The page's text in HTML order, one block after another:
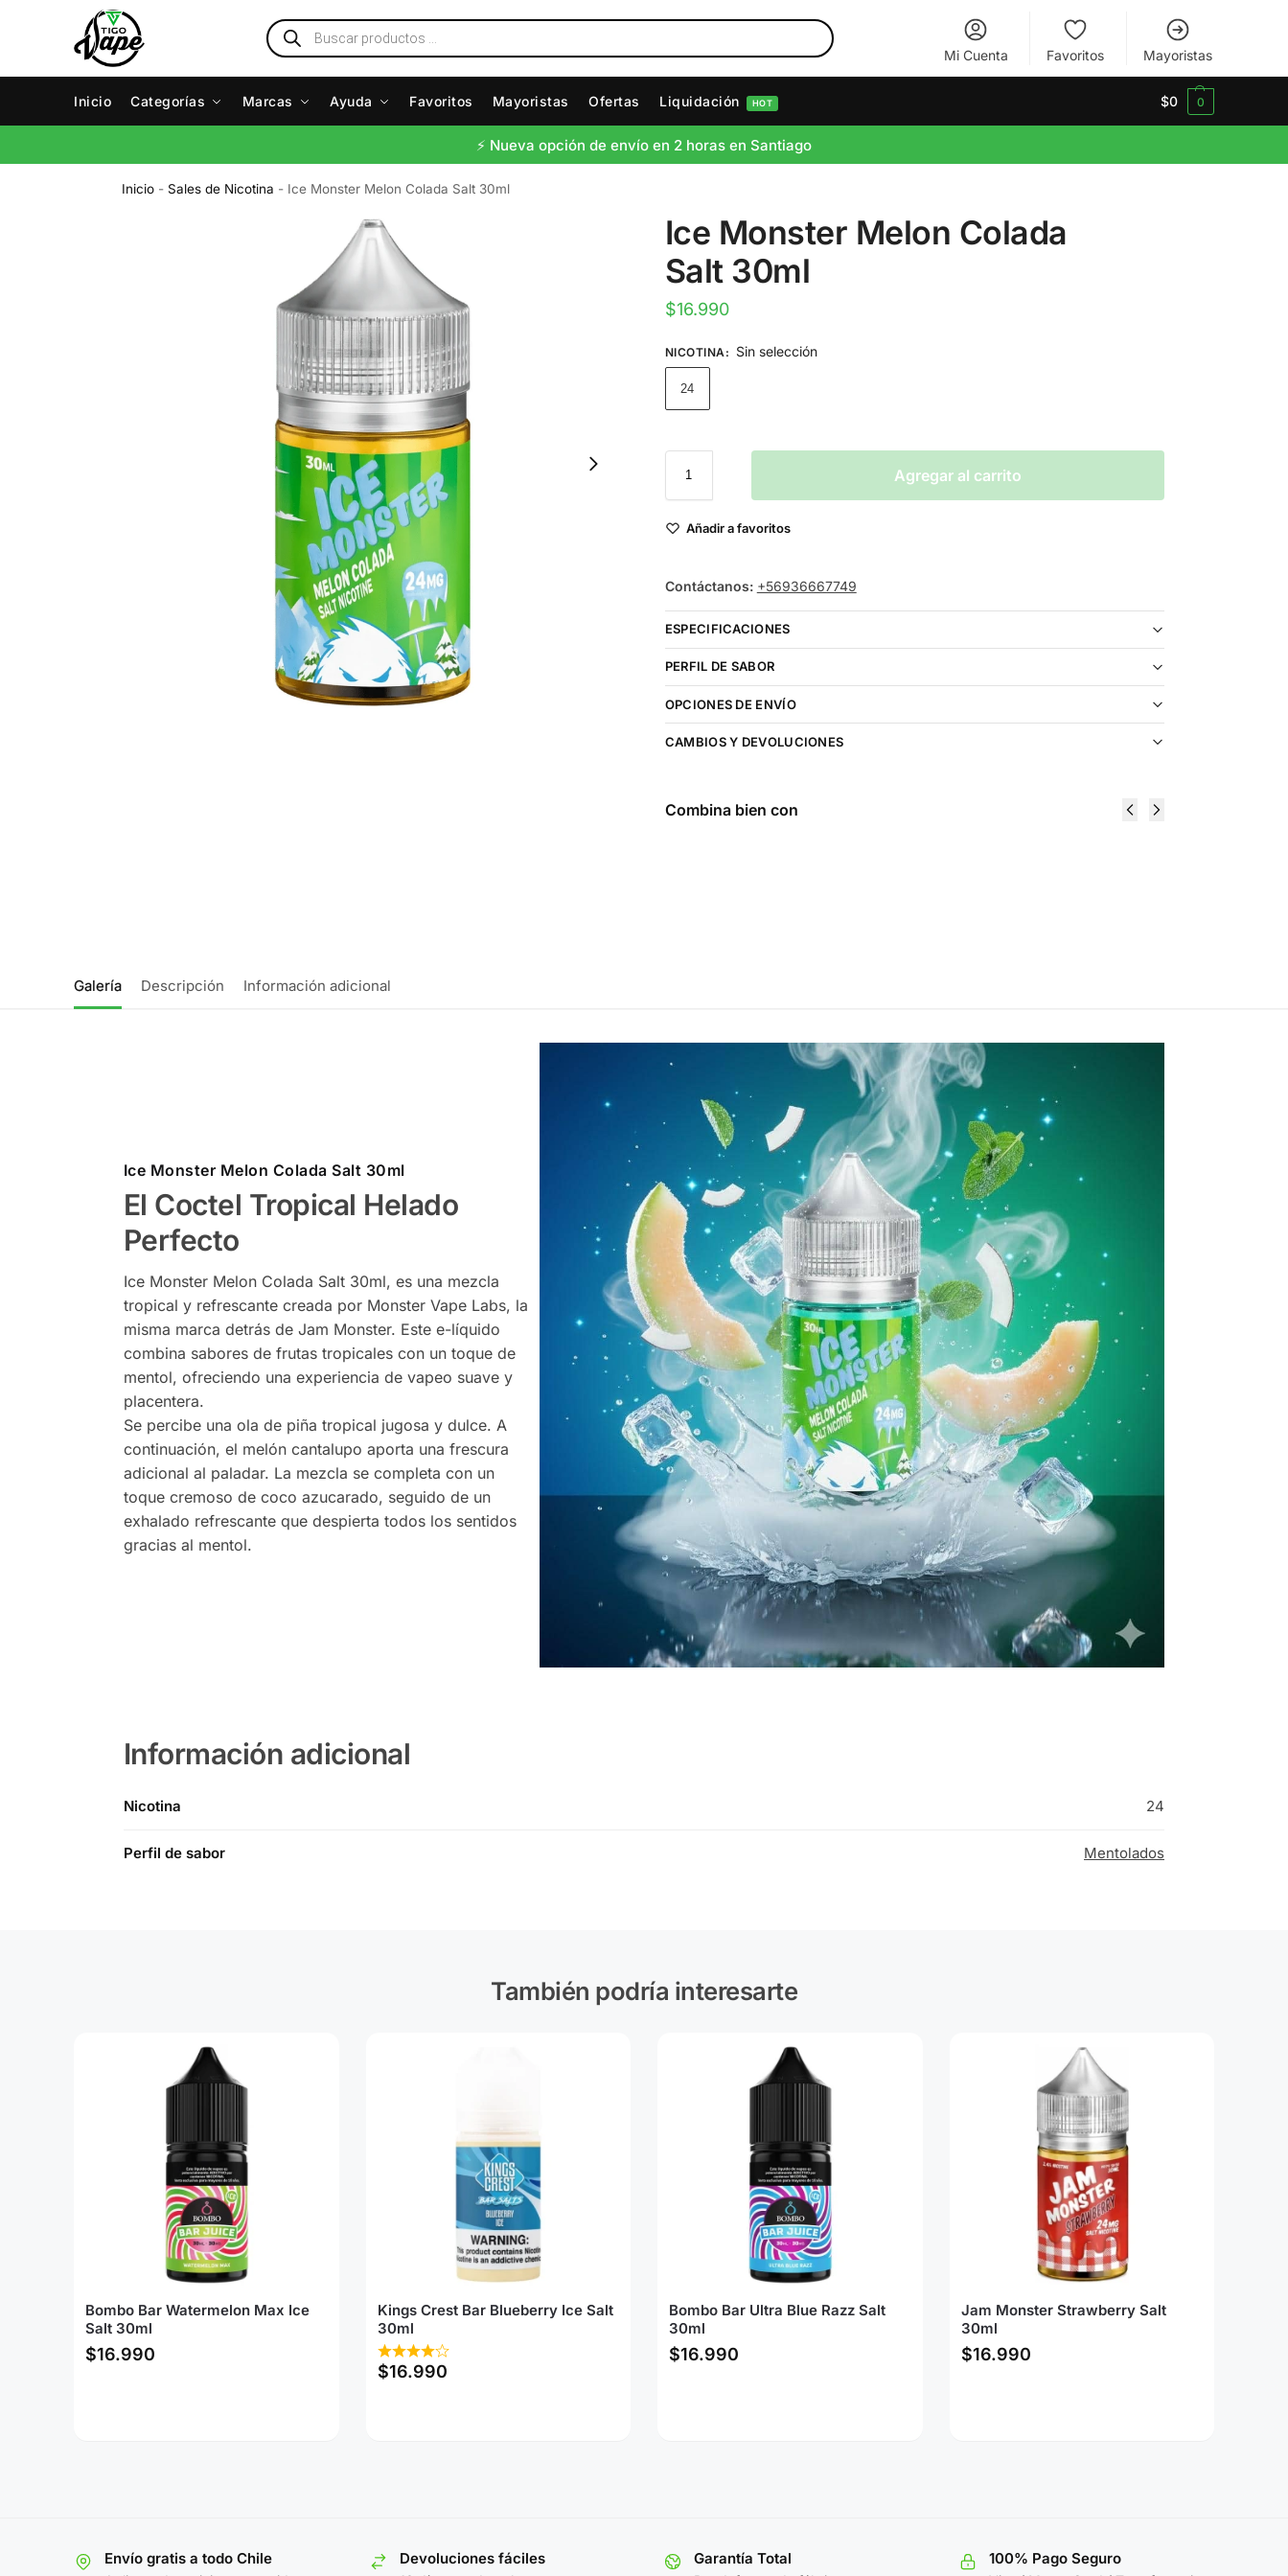
Mi Cuenta Favoritos Mayoristas
Inicio Categorías Marcas Ayuda Favoritos Mayoristas Ofertas Liquidación HOT $0 0
⚡️ Nueva opción de envío en 2 horas en Santiago
Inicio -Sales de Nicotina - Ice Monster Melon Colada Salt 30ml
Ice Monster Melon Colada
Salt 30ml
$16.990
NICOTINA : Sin selección
24
Agregar al carrito
Añadir a favoritos
Contáctanos: +56936667749
ESPECIFICACIONES
PERFIL DE SABOR
OPCIONES DE ENVÍO
CAMBIOS Y DEVOLUCIONES
Combina bien con
Galería Descripción Información adicional
Ice Monster Melon Colada Salt 30ml
El Coctel Tropical Helado
Perfecto
Ice Monster Melon Colada Salt 30ml, es una mezcla
tropical y refrescante creada por Monster Vape Labs, la
misma marca detrás de Jam Monster. Este e-líquido
combina sabores de frutas tropicales con un toque de
mentol, ofreciendo una experiencia de vapeo suave y
placentera.
Se percibe una ola de piña tropical jugosa y dulce. A
continuación, el melón cantalupo aporta una frescura
adicional al paladar. La mezcla se completa con un
toque cremoso de coco azucarado, seguido de un
exhalado refrescante que despierta todos los sentidos
gracias al mentol.
Información adicional
Nicotina 24
Perfil de sabor Mentolados
También podría interesarte
Bombo Bar Watermelon Max Ice
Salt 30ml
$16.990
Kings Crest Bar Blueberry Ice Salt
30ml
$16.990
Bombo Bar Ultra Blue Razz Salt
30ml
$16.990
Jam Monster Strawberry Salt
30ml
$16.990
Envío gratis a todo Chile Devoluciones fáciles Garantía Total 100% Pago Seguro